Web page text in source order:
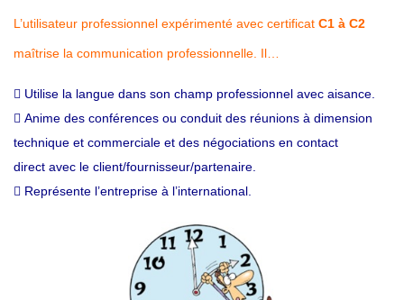
L’utilisateur professionnel expérimenté avec certificat C1 à C2
maîtrise la communication professionnelle. Il…
 Utilise la langue dans son champ professionnel avec aisance.
 Anime des conférences ou conduit des réunions à dimension
technique et commerciale et des négociations en contact
direct avec le client/fournisseur/partenaire.
 Représente l’entreprise à l’international.